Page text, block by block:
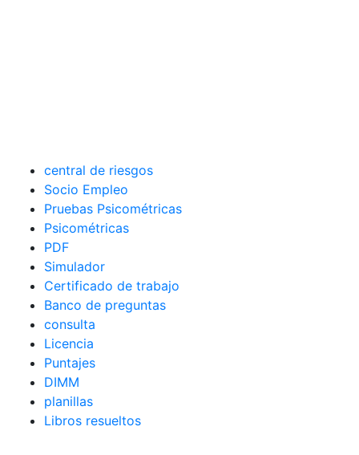
central de riesgos
Socio Empleo
Pruebas Psicométricas
Psicométricas
PDF
Simulador
Certificado de trabajo
Banco de preguntas
consulta
Licencia
Puntajes
DIMM
planillas
Libros resueltos